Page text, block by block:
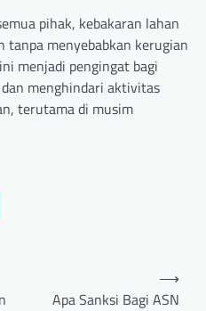
pihak, kebakaran lahan
tanpa menyebabkan kerugian
menjadi pengingat bagi
menghindari aktivitas
terutama di musim
Apa Sanksi Bagi ASN
⟶